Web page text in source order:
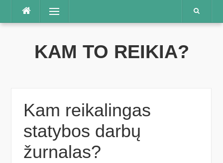
Praleisti
Meniu
KAM TO REIKIA?
Kam reikalingas
statybos darbų
žurnalas?